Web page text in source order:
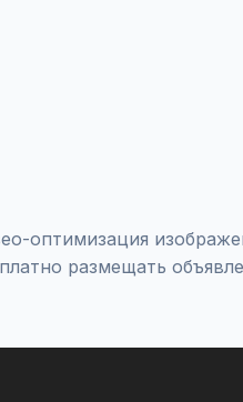
оптимизация
размещать